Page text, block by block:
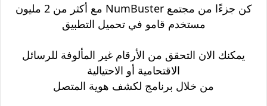
كن جزءًا من مجتمع NumBuster مع أكثر من 2 مليون
مستخدم قامو في تحميل التطبيق
يمكنك الان التحقق من الأرقام غير المألوفة للرسائل
الاقتحامية أو الاحتيالية
من خلال برنامج لكشف هوية المتصل